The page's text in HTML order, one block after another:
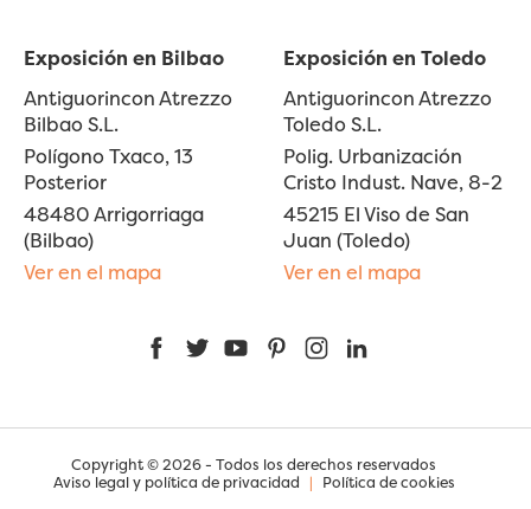
Exposición en Bilbao
Antiguorincon Atrezzo
Bilbao S.L.
Polígono Txaco, 13
Posterior
48480 Arrigorriaga
(Bilbao)
Ver en el mapa
Exposición en Toledo
Antiguorincon Atrezzo
Toledo S.L.
Polig. Urbanización
Cristo Indust. Nave, 8-2
45215 El Viso de San
Juan (Toledo)
Ver en el mapa
FacebookTwitterYouTubePinterestInstagram
Copyright © 2026 - Todos los derechos reservados
Aviso legal y política de privacidad | Política de cookies